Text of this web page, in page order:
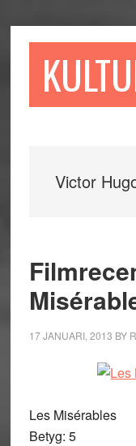
till
till
sidofältet
till
Victor
17 JANUARI, 2013 BY
Les Misérables
Betyg: 5